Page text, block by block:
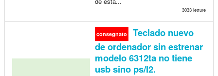
3033 letture
consegnato
Teclado nuevo
de ordenador sin estrenar
modelo 6312ta no tiene
usb sino ps/l2.